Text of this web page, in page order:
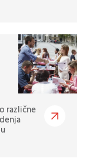
različne